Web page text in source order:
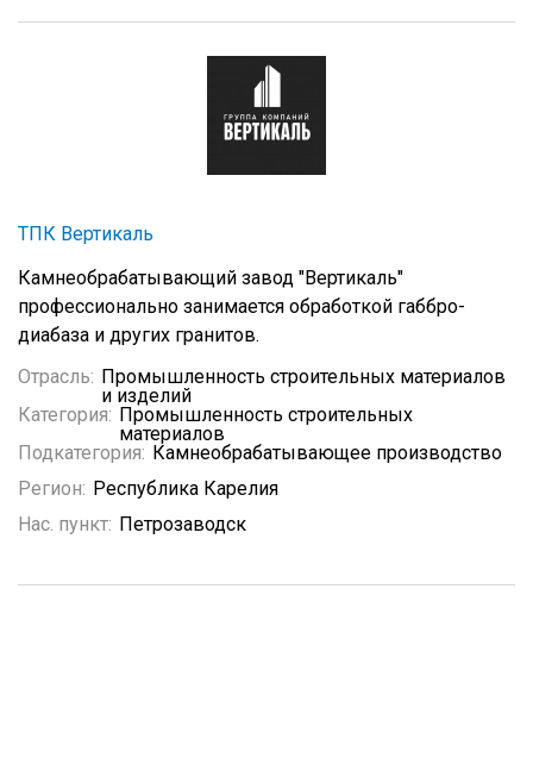
ТПК Вертикаль
Камнеобрабатывающий завод "Вертикаль"
профессионально занимается обработкой габбро-
диабаза и других гранитов.
Отрасль: Промышленность строительных материалов
и изделий
Категория: Промышленность строительных
материалов
Подкатегория: Камнеобрабатывающее производство
Регион: Республика Карелия
Нас. пункт: Петрозаводск